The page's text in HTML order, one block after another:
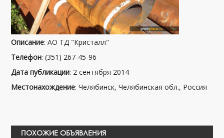
Описание: АО ТД "Кристалл"
Телефон: (351) 267-45-96
Дата публикации: 2 сентября 2014
Местонахождение: Челябинск, Челябинская обл., Россия
ПОХОЖИЕ ОБЪЯВЛЕНИЯ